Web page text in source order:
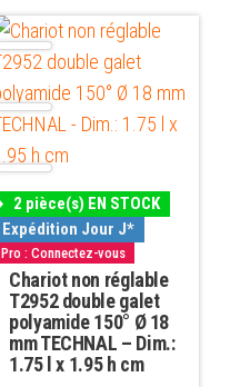
2 pièce(s) EN STOCK
Expédition Jour J*
Pro : Connectez-vous
Chariot non réglable
T2952 double galet
polyamide 150° Ø 18
mm TECHNAL – Dim.:
1.75 l x 1.95 h cm